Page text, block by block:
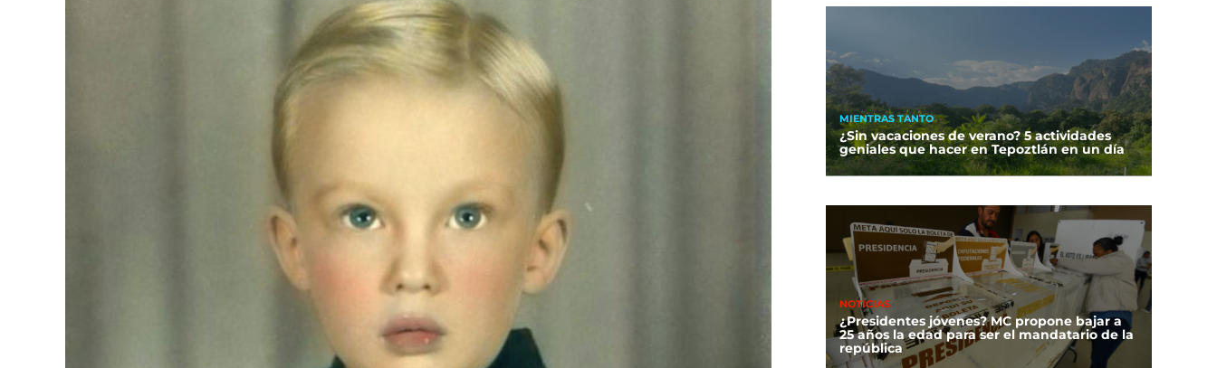
MIENTRAS TANTO
¿Sin vacaciones de verano? 5 actividades
geniales que hacer en Tepoztlán en un día
NOTICIAS
¿Presidentes jóvenes? MC propone bajar a
25 años la edad para ser el mandatario de la
república